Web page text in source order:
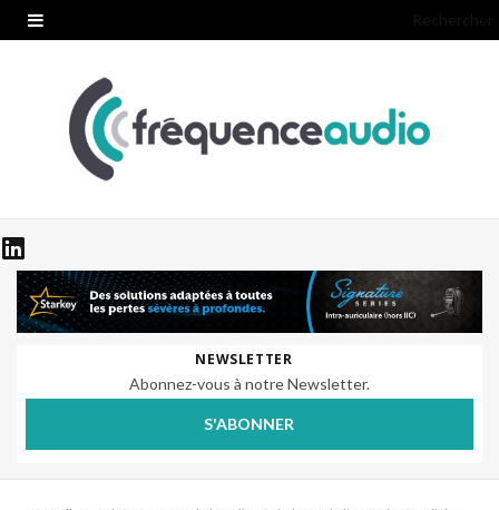
NEWSLETTER
Abonnez-vous à notre Newsletter.
S'ABONNER